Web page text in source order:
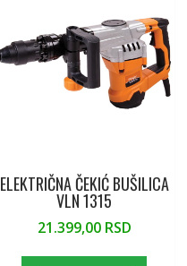
ELEKTRIČNA ČEKIĆ BUŠILICA
VLN 1315
21.399,00 RSD